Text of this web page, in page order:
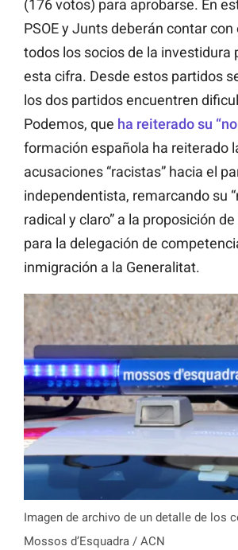
(176 votos) para aprobarse. En
PSOE y Junts deberán contar con
todos los socios de la investidura
esta cifra. Desde estos partidos
los dos partidos encuentren
Podemos, que ha reiterado su
formación española ha reiterado
acusaciones “racistas” hacia el
independentista, remarcando su
radical y claro” a la proposición
para la delegación de
inmigración a la Generalitat.
Imagen de archivo de un detalle de los
Mossos d’Esquadra / ACN